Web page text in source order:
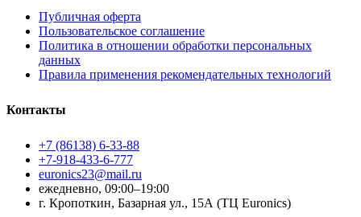
Публичная оферта
Пользовательское соглашение
Политика в отношении обработки персональных
данных
Правила применения рекомендательных технологий
Контакты
+7 (86138) 6-33-88
+7-918-433-6-777
euronics23@mail.ru
ежедневно, 09:00–19:00
г. Кропоткин, Базарная ул., 15А (ТЦ Euronics)